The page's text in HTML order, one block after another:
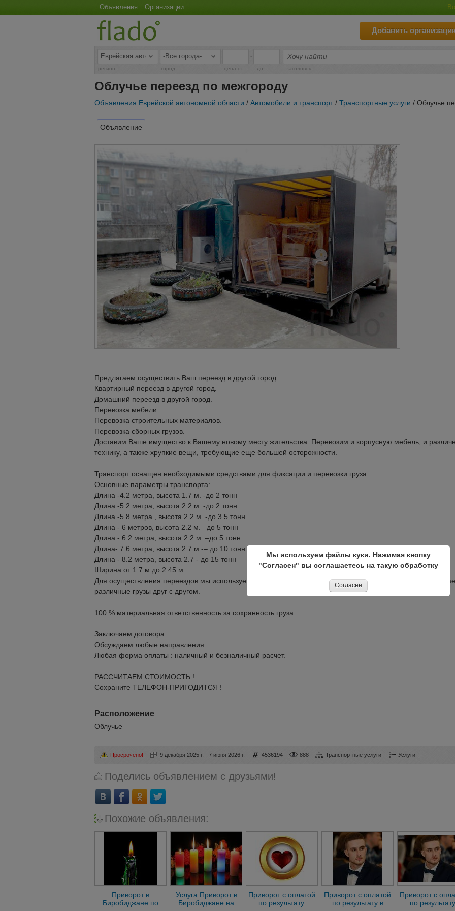
Объявления Организации
Добавить
-
регион город цена от до заголовок
Облучье переезд по межгороду
Объявления Еврейской автономной области / Автомобили и транспорт / Транспортные услуги / Облучье
Объявление
Предлагаем осуществить Ваш переезд в другой город .
Квартирный переезд в другой город.
Домашний переезд в другой город.
Перевозка мебели.
Перевозка строительных материалов.
Перевозка сборных грузов.
Доставим Ваше имущество к Вашему новому месту жительства. Перевозим и корпусную мебель, и
технику, а также хрупкие вещи, требующие еще большей осторожности.
Транспорт оснащен необходимыми средствами для фиксации и перевозки груза:
Основные параметры транспорта:
Длина -4.2 метра, высота 1.7 м. -до 2 тонн
Длина -5.2 метра, высота 2.2 м. -до 2 тонн
Длина -5.8 метра , высота 2.2 м. -до 3.5 тонн
Длина - 6 метров, высота 2.2 м. –до 5 тонн
Длина - 6.2 метра, высота 2.2 м. –до 5 тонн
Длина- 7.6 метра, высота 2.7 м -– до 10 тонн
Длина - 8.2 метра, высота 2.7 - до 15 тонн
Ширина от 1.7 м до 2.45 м.
Для осуществления переездов мы используем попутные автомобили, прямые машины, а так же
различные грузы друг с другом.
100 % материальная ответственность за сохранность груза.
Заключаем договора.
Обсуждаем любые направления.
Любая форма оплаты : наличный и безналичный расчет.
РАССЧИТАЕМ СТОИМОСТЬ !
Сохраните ТЕЛЕФОН-ПРИГОДИТСЯ !
Расположение
Облучье
Просрочено! 9 декабря 2025 г. - 7 июня 2026 г. 4536194 888 Транспортные услуги Услуги
Поделись объявлением с друзьями!
Похожие объявления:
Приворот в
Биробиджане по
Услуга Приворот в
Биробиджане на
Приворот с оплатой
по результату.
Приворот с оплатой
по результату в
Приворот с
по
Мы используем файлы куки. Нажимая кнопку
"Согласен" вы соглашаетесь на такую обработку
Согласен